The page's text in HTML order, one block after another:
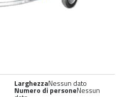
LarghezzaNessun dato
Numero di personeNessun